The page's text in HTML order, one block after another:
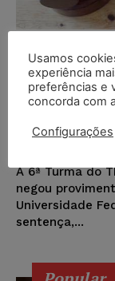
entre
impede
curso
DIREITO
A 6ª Turma do
negou
Universidade
sentença,...
Usamos
experiência
preferências e
concorda com
Configurações